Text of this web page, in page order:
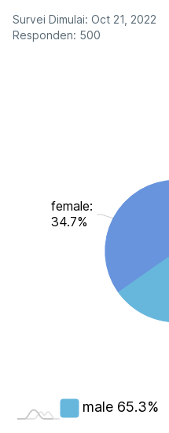
Survei Dimulai: Oct 21, 2022
Responden: 500
female:
34.7%
male 65.3%